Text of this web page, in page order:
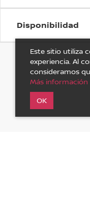
Disponibilidad
Este sitio utiliza
experiencia. Al
consideramos
Más información
OK